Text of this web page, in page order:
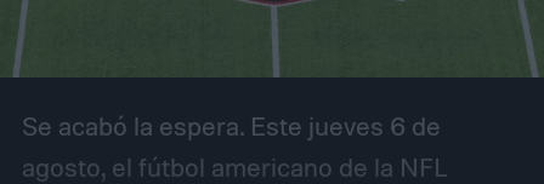
Se acabó la espera. Este jueves 6 de
agosto, el fútbol americano de la NFL